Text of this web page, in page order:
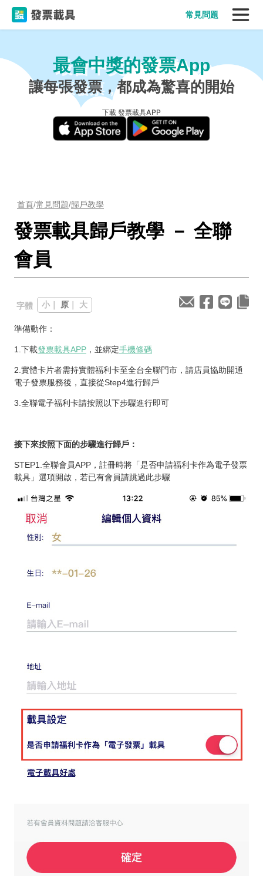
常見問題
最會中獎的發票App
讓每張發票，都成為驚喜的開始
下載 發票載具APP
首頁/常見問題/歸戶教學
發票載具歸戶教學 － 全聯
會員
字體 小｜ 原｜ 大
準備動作：
1.下載發票載具APP ，並綁定手機條碼
2.實體卡片者需持實體福利卡至全台全聯門市，請店員協助開通
電子發票服務後，直接從Step4進行歸戶
3.全聯電子福利卡請按照以下步驟進行即可
接下來按照下面的步驟進行歸戶：
STEP1.全聯會員APP，註冊時將「是否申請福利卡作為電子發票
載具」選項開啟，若已有會員請跳過此步驟